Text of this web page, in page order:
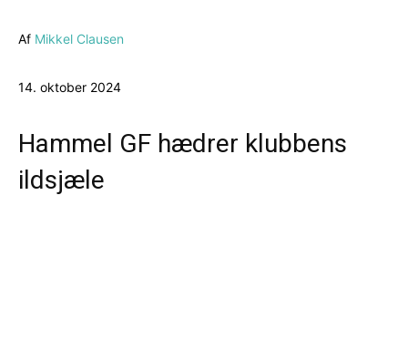
Af Mikkel Clausen
14. oktober 2024
Hammel GF hædrer klubbens
ildsjæle